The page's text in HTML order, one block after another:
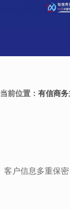
当前位置： 有信商
客户信息多重保